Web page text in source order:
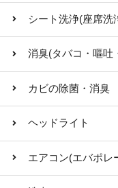
シート洗浄(座席洗
消臭(タバコ・嘔吐
カビの除菌・消臭
ヘッドライト
エアコン(エバポレ